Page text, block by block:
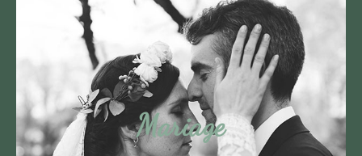
Mariage